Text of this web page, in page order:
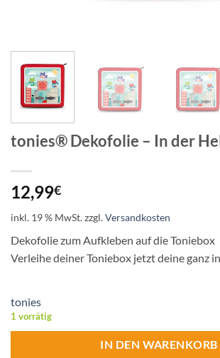
tonies® Dekofolie – In der
12,99€
inkl. 19 % MwSt.zzgl.Versandkosten
Dekofolie zum Aufkleben auf die Toniebox
Verleihe deiner Toniebox jetzt deine ganz
tonies
1 vorrätig
IN DEN WARENKORB